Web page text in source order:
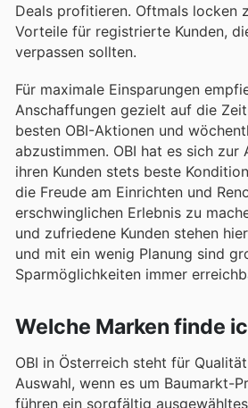
Deals profitieren. Oftmals locken
Vorteile für registrierte Kunden,
verpassen sollten.
Für maximale Einsparungen
Anschaffungen gezielt auf die
besten OBI-Aktionen und
abzustimmen. OBI hat es sich zur
ihren Kunden stets beste
die Freude am Einrichten und
erschwinglichen Erlebnis zu
und zufriedene Kunden stehen
und mit ein wenig Planung sind
Sparmöglichkeiten immer
Welche Marken finde
OBI in Österreich steht für
Auswahl, wenn es um Baumarkt-
führen ein sorgfältig